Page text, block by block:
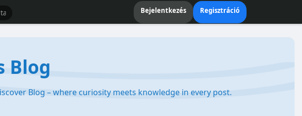
Bejelentkezés Regisztráció
Blog
Blog – where curiosity meets knowledge in every post.